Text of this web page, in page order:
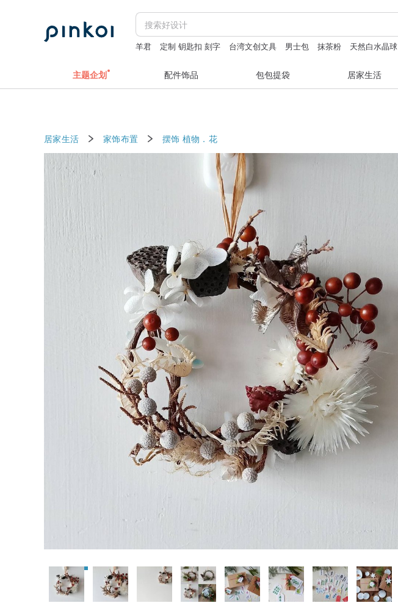
羊君 定制 钥匙扣 刻字 台湾文创文具 男士包 抹茶粉 天然白水晶球
主题企划 配件饰品 包包提袋 居家生活
居家生活 家饰布置 摆饰 植物．花